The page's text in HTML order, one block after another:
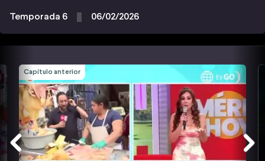
Temporada 6 06/02/2026
Capítulo anterior